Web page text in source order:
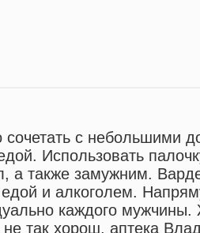
сочетать с небольшими
Использовать
а также замужним.
и алкоголем.
каждого
так хорош, аптека